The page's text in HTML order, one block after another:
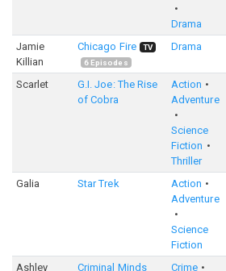
Drama
Jamie
Killian
Chicago Fire
TV
6Episodes
Drama
Scarlet
G.I. Joe: The Rise
of Cobra
Action
Adventure
Science
Fiction
Thriller
Galia Star Trek
Action
Adventure
Science
Fiction
Ashley
Criminal Minds
Crime